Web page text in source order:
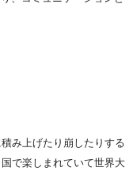
み上げたり崩したりする
で楽しまれていて世界大